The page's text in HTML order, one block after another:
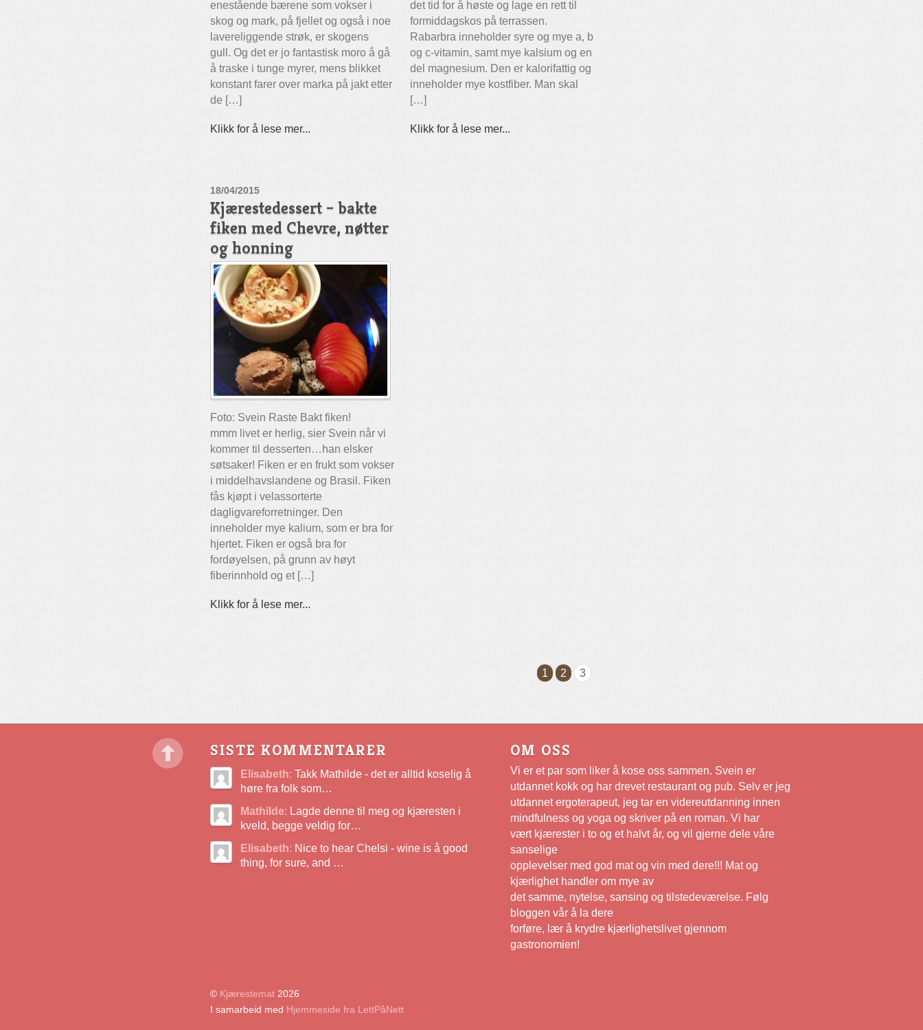
enestående bærene som vokser i
skog og mark, på fjellet og også i noe
lavereliggende strøk, er skogens
gull. Og det er jo fantastisk moro å gå
å traske i tunge myrer, mens blikket
konstant farer over marka på jakt etter
de […]
Klikk for å lese mer...
det tid for å høste og lage en rett til
formiddagskos på terrassen.
Rabarbra inneholder syre og mye a, b
og c-vitamin, samt mye kalsium og en
del magnesium. Den er kalorifattig og
inneholder mye kostfiber. Man skal
[…]
Klikk for å lese mer...
18/04/2015
Kjærestedessert – bakte
fiken med Chevre, nøtter
og honning
Foto: Svein Raste Bakt fiken!
mmm livet er herlig, sier Svein når vi
kommer til desserten…han elsker
søtsaker! Fiken er en frukt som vokser
i middelhavslandene og Brasil. Fiken
fås kjøpt i velassorterte
dagligvareforretninger. Den
inneholder mye kalium, som er bra for
hjertet. Fiken er også bra for
fordøyelsen, på grunn av høyt
fiberinnhold og et […]
Klikk for å lese mer...
1 2 3
SISTE KOMMENTARER
Elisabeth: Takk Mathilde - det er alltid koselig å
høre fra folk som…
Mathilde: Lagde denne til meg og kjæresten i
kveld, begge veldig for…
Elisabeth: Nice to hear Chelsi - wine is å good
thing, for sure, and …
OM OSS
Vi er et par som liker å kose oss sammen. Svein er
utdannet kokk og har drevet restaurant og pub. Selv er jeg
utdannet ergoterapeut, jeg tar en videreutdanning innen
mindfulness og yoga og skriver på en roman. Vi har
vært kjærester i to og et halvt år, og vil gjerne dele våre
sanselige
opplevelser med god mat og vin med dere!!! Mat og
kjærlighet handler om mye av
det samme, nytelse, sansing og tilstedeværelse. Følg
bloggen vår å la dere
forføre, lær å krydre kjærlighetslivet gjennom
gastronomien!
© Kjærestemat 2026
I samarbeid med Hjemmeside fra LettPåNett